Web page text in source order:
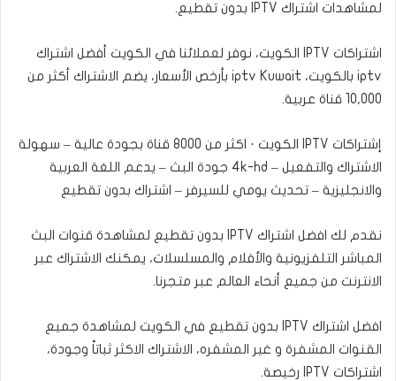
لمشاهدات اشتراك IPTV بدون تقطيع.
اشتراكات IPTV الكويت، نوفر لعملائنا في الكويت أفضل اشتراك
iptv بالكويت، iptv Kuwait بأرخص الأسعار، يضم الاشتراك أكثر من
10,000 قناة عربية.
إشتراكات IPTV الكويت · اكثر من 8000 قناة بجودة عالية – سهولة
الاشتراك والتفعيل – 4k-hd جودة البث – يدعم اللغة العربية
والانجليزية – تحديث يومي للسيرفر – اشتراك بدون تقطيع
نقدم لك افضل اشتراك IPTV بدون تقطيع لمشاهدة قنوات البث
المباشر التلفزيونية والأفلام والمسلسلات، يمكنك الاشتراك عبر
الانترنت من جميع أنحاء العالم عبر متجرنا.
افضل اشتراك IPTV بدون تقطيع في الكويت لمشاهدة جميع
القنوات المشفرة و غير المشفره، الاشتراك الاكثر ثباتاً وجودة،
اشتراكات IPTV رخيصة.